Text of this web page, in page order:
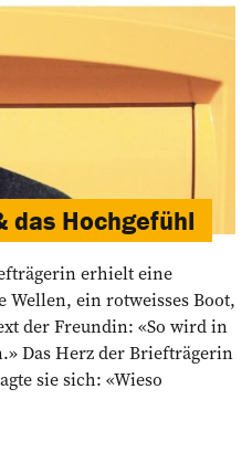
das Hochgefühl
erhielt eine
Wellen, ein rotweisses Boot,
der Freundin: «So wird in
Das Herz der Briefträgerin
sie sich: «Wieso